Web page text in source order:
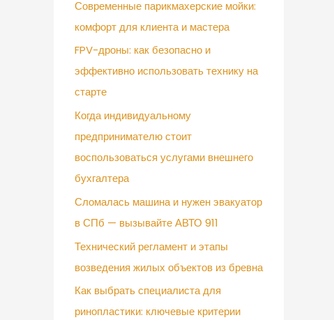
Современные парикмахерские мойки:
комфорт для клиента и мастера
FPV-дроны: как безопасно и
эффективно использовать технику на
старте
Когда индивидуальному
предпринимателю стоит
воспользоваться услугами внешнего
бухгалтера
Сломалась машина и нужен эвакуатор
в СПб — вызывайте АВТО 911
Технический регламент и этапы
возведения жилых объектов из бревна
Как выбрать специалиста для
ринопластики: ключевые критерии